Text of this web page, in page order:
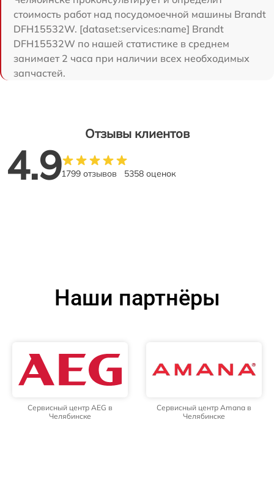
стоимость работ над посудомоечной машины Brandt
DFH15532W. [dataset:services:name] Brandt
DFH15532W по нашей статистике в среднем
занимает 2 часа при наличии всех необходимых
запчастей.
Отзывы клиентов
4.91799 отзывов 5358 оценок
Наши партнёры
Сервисный центр AEG в
Челябинске
Сервисный центр Amana в
Челябинске